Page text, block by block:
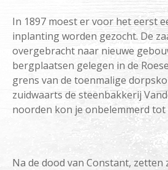
In 1897 moest er voor het eerst
inplanting worden gezocht. De
overgebracht naar nieuwe
bergplaatsen gelegen in de
grens van de toenmalige
zuidwaarts de steenbakkerij
noorden kon je onbelemmerd tot
Na de dood van Constant, zetten